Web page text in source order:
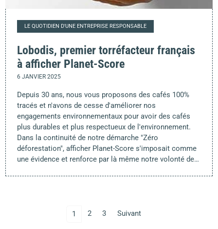
LE QUOTIDIEN D'UNE ENTREPRISE RESPONSABLE
Lobodis, premier torréfacteur français
à afficher Planet-Score
6 JANVIER 2025
Depuis 30 ans, nous vous proposons des cafés 100%
tracés et n'avons de cesse d'améliorer nos
engagements environnementaux pour avoir des cafés
plus durables et plus respectueux de l'environnement.
Dans la continuité de notre démarche "Zéro
déforestation", afficher Planet-Score s'imposait comme
une évidence et renforce par là même notre volonté de…
1 2 3 Suivant